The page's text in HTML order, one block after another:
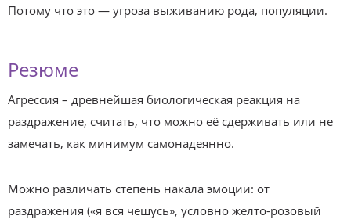
Потому что это — угроза выживанию рода, популяции.
Резюме
Агрессия – древнейшая биологическая реакция на
раздражение, считать, что можно её сдерживать или не
замечать, как минимум самонадеянно.
Можно различать степень накала эмоции: от
раздражения («я вся чешусь», условно желто-розовый